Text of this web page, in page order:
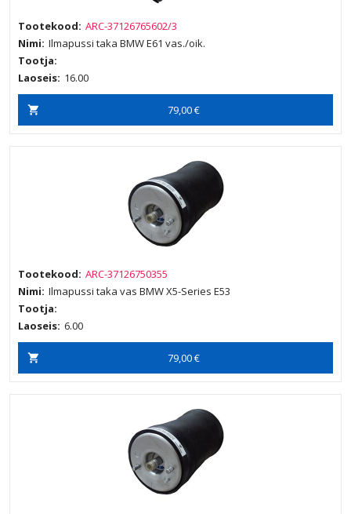
Tootekood: ARC-37126765602/3
Nimi: Ilmapussi taka BMW E61 vas./oik.
Tootja:
Laoseis: 16.00
79,00 €
Tootekood: ARC-37126750355
Nimi: Ilmapussi taka vas BMW X5-Series E53
Tootja:
Laoseis: 6.00
79,00 €